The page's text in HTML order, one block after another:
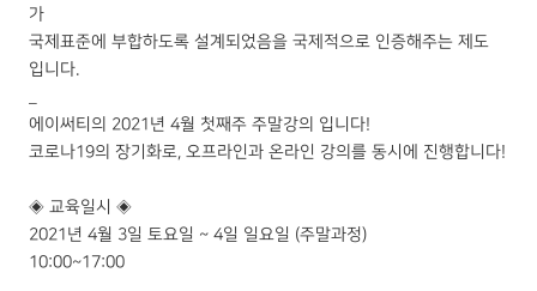
가
국제표준에 부합하도록 설계되었음을 국제적으로 인증해주는 제도
입니다.
에이써티의 2021년 4월 첫째주 주말강의 입니다!
코로나19의 장기화로, 오프라인과 온라인 강의를 동시에 진행합니다!
◈ 교육일시 ◈
2021년 4월 3일 토요일 ~ 4일 일요일 (주말과정)
10:00~17:00